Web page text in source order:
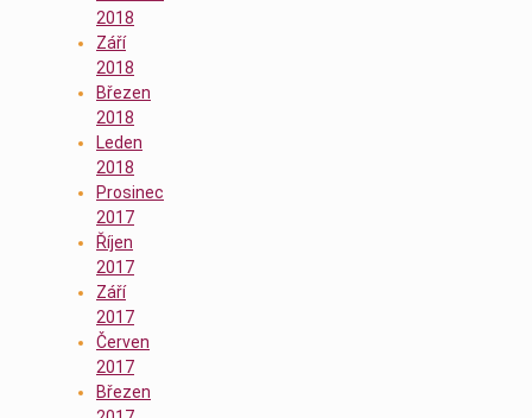
2018
Září
2018
Březen
2018
Leden
2018
Prosinec
2017
Říjen
2017
Září
2017
Červen
2017
Březen